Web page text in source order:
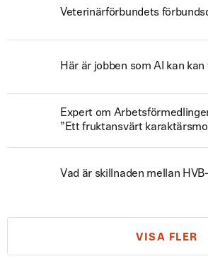
Veterinärförbundets
Här är jobben som AI kan
Expert om
”Ett fruktansvärt
Vad är skillnaden mellan
VISA FLER